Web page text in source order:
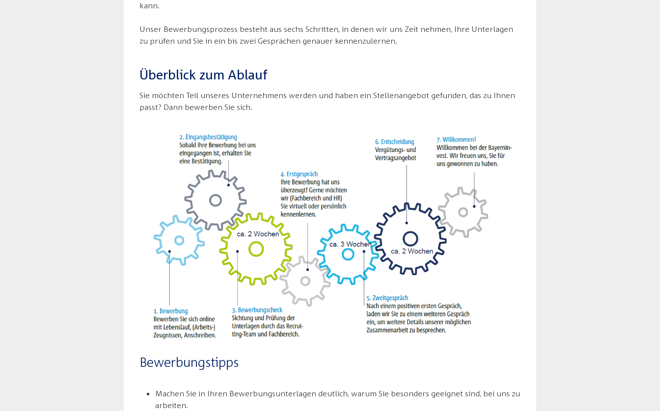
kann.
Unser Bewerbungsprozess besteht aus sechs Schritten, in denen wir uns Zeit nehmen, Ihre Unterlagen
zu prüfen und Sie in ein bis zwei Gesprächen genauer kennenzulernen.
Überblick zum Ablauf
Sie möchten Teil unseres Unternehmens werden und haben ein Stellenangebot gefunden, das zu Ihnen
passt? Dann bewerben Sie sich.
Bewerbungstipps
Machen Sie in Ihren Bewerbungsunterlagen deutlich, warum Sie besonders geeignet sind, bei uns zu
arbeiten.